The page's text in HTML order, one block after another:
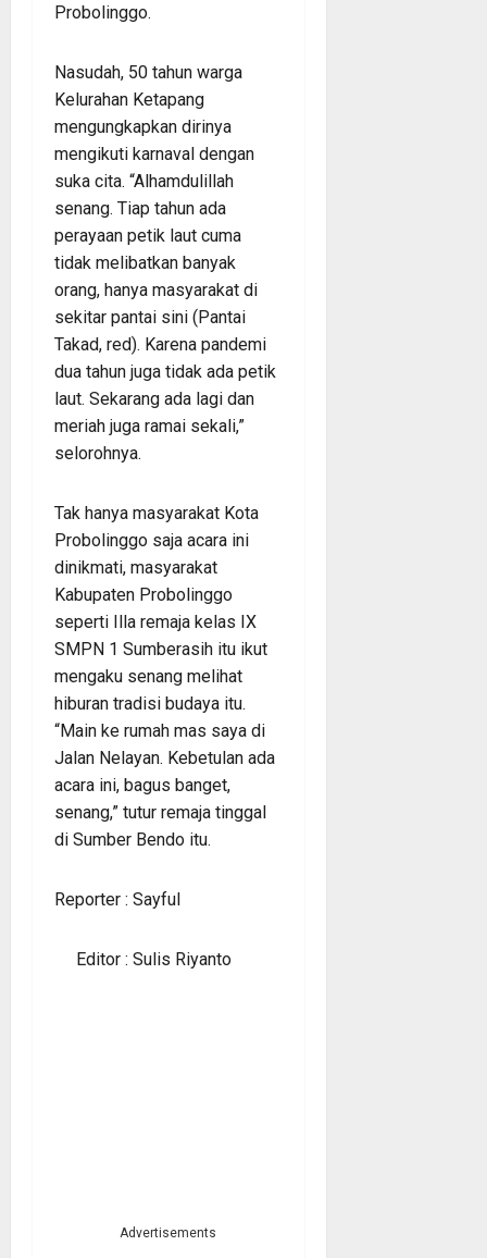
Probolinggo.
Nasudah, 50 tahun warga
Kelurahan Ketapang
mengungkapkan dirinya
mengikuti karnaval dengan
suka cita. “Alhamdulillah
senang. Tiap tahun ada
perayaan petik laut cuma
tidak melibatkan banyak
orang, hanya masyarakat di
sekitar pantai sini (Pantai
Takad, red). Karena pandemi
dua tahun juga tidak ada petik
laut. Sekarang ada lagi dan
meriah juga ramai sekali,”
selorohnya.
Tak hanya masyarakat Kota
Probolinggo saja acara ini
dinikmati, masyarakat
Kabupaten Probolinggo
seperti Illa remaja kelas IX
SMPN 1 Sumberasih itu ikut
mengaku senang melihat
hiburan tradisi budaya itu.
“Main ke rumah mas saya di
Jalan Nelayan. Kebetulan ada
acara ini, bagus banget,
senang,” tutur remaja tinggal
di Sumber Bendo itu.
Reporter : Sayful
Editor : Sulis Riyanto
Advertisements